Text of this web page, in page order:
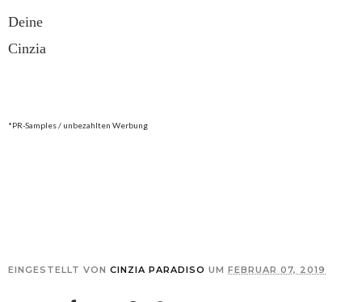
Deine
Cinzia
*PR-Samples / unbezahlten Werbung
EINGESTELLT VON CINZIA PARADISO UM FEBRUAR 07, 2019